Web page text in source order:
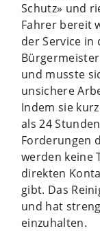
Schutz» und
Fahrer bereit
der Service in
und musste
unsichere
Indem sie
als 24
Forderungen
werden keine
direkten
gibt. Das
und hat
einzuhalten.